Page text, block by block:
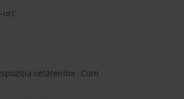
uri:
cetățenilor. Cum